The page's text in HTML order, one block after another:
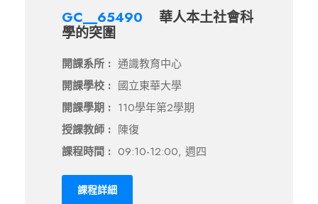
GC__65490
華人本土社會科
學的突圍
開課系所 : 通識教育中心
開課學校 : 國立東華大學
開課學期 : 110學年第2學期
授課教師 : 陳復
課程時間 : 09:10-12:00, 週四
課程詳細